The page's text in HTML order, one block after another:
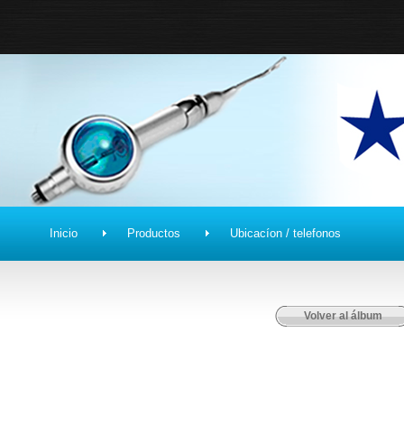
Inicio Productos Ubicacíon / telefonos
Volver al álbum